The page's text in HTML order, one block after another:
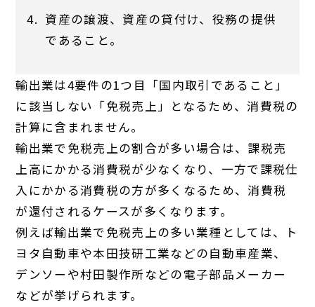
資産の譲渡、資産の貸付け、役務の提供
であること。
輸出業は4要件の1つ目「国内取引であること」
に該当しない「免税売上」となるため、消費税の
計算に含まれません。
輸出業で免税売上の割合が多い場合は、課税売
上高にかかる消費税が少なくなり、一方で課税仕
入にかかる消費税の方が多くなるため、消費税
が還付されるケースが多くなります。
例えば輸出業で免税売上の多い業種としては、ト
ヨタ自動車や本田技研工業などの自動車産業、
デンソーや村田製作所などの電子部品メーカー
などが挙げられます。